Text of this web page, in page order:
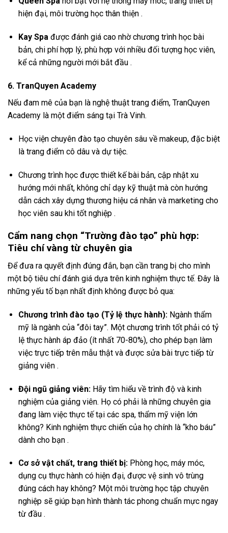
hiện đại, môi trường học thân thiện .
Kay Spađược đánh giá cao nhờ chương trình học bài
bản, chi phí hợp lý, phù hợp với nhiều đối tượng học viên,
kể cả những người mới bắt đầu .
6. TranQuyen Academy
Nếu đam mê của bạn là nghệ thuật trang điểm, TranQuyen
Academy là một điểm sáng tại Trà Vinh.
Học viện chuyên đào tạo chuyên sâu về makeup, đặc biệt
là trang điểm cô dâu và dự tiệc.
Chương trình học được thiết kế bài bản, cập nhật xu
hướng mới nhất, không chỉ dạy kỹ thuật mà còn hướng
dẫn cách xây dựng thương hiệu cá nhân và marketing cho
học viên sau khi tốt nghiệp .
Cẩm nang chọn “Trường đào tạo” phù hợp:
Tiêu chí vàng từ chuyên gia
Để đưa ra quyết định đúng đắn, bạn cần trang bị cho mình
một bộ tiêu chí đánh giá dựa trên kinh nghiệm thực tế. Đây là
những yếu tố bạn nhất định không được bỏ qua:
Chương trình đào tạo (Tỷ lệ thực hành):Ngành thẩm
mỹ là ngành của “đôi tay”. Một chương trình tốt phải có tỷ
lệ thực hành áp đảo (ít nhất 70-80%), cho phép bạn làm
việc trực tiếp trên mẫu thật và được sửa bài trực tiếp từ
giảng viên .
Đội ngũ giảng viên:Hãy tìm hiểu về trình độ và kinh
nghiệm của giảng viên. Họ có phải là những chuyên gia
đang làm việc thực tế tại các spa, thẩm mỹ viện lớn
không? Kinh nghiệm thực chiến của họ chính là “kho báu”
dành cho bạn .
Cơ sở vật chất, trang thiết bị:Phòng học, máy móc,
dụng cụ thực hành có hiện đại, được vệ sinh vô trùng
đúng cách hay không? Một môi trường học tập chuyên
nghiệp sẽ giúp bạn hình thành tác phong chuẩn mực ngay
từ đầu .